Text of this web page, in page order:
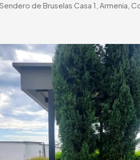
de Bruselas Casa 1, Armenia,